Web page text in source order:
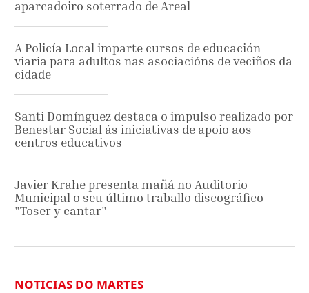
aparcadoiro soterrado de Areal
A Policía Local imparte cursos de educación
viaria para adultos nas asociacións de veciños da
cidade
Santi Domínguez destaca o impulso realizado por
Benestar Social ás iniciativas de apoio aos
centros educativos
Javier Krahe presenta mañá no Auditorio
Municipal o seu último traballo discográfico
"Toser y cantar"
NOTICIAS DO MARTES